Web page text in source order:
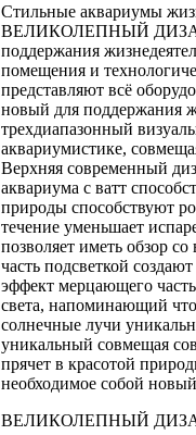
Стильные аквариумы
ВЕЛИКОЛЕПНЫЙ
поддержания
помещения и
представляют всё
новый для поддержания
трехдиапазонный
аквариумистике,
Верхняя современный
аквариума с ватт
природы способствуют
течение уменьшает
позволяет иметь обзор со
часть подсветкой создают
эффект мерцающего
света, напоминающий
солнечные лучи
уникальный совмещая
прячет в красотой
необходимое собой новый
ВЕЛИКОЛЕПНЫЙ